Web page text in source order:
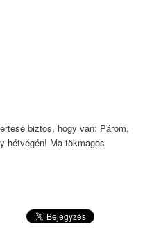
biztos, hogy van: Párom,
hétvégén! Ma tökmagos